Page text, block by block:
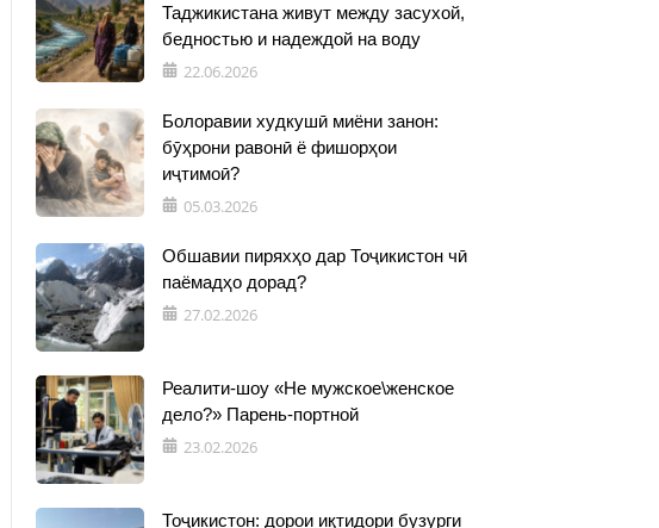
Таджикистана живут между засухой,
бедностью и надеждой на воду
22.06.2026
Болоравии худкушӣ миёни занон:
бӯҳрони равонӣ ё фишорҳои
иҷтимоӣ?
05.03.2026
Обшавии пиряхҳо дар Тоҷикистон чӣ
паёмадҳо дорад?
27.02.2026
Реалити-шоу «Не мужское\женское
дело?» Парень-портной
23.02.2026
Тоҷикистон: дорои иқтидори бузурги